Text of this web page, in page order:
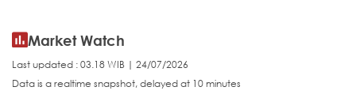
Market Watch
Last updated : 03.18 WIB | 24/07/2026
Data is a realtime snapshot, delayed at 10 minutes